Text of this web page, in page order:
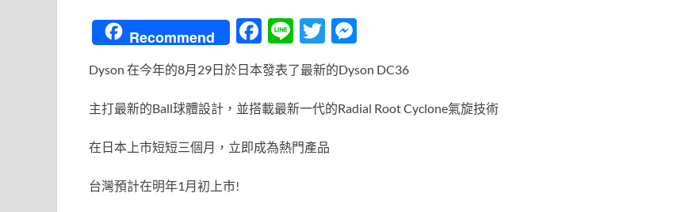
Recommend
F
ac
e
b
o
Li
n
e
T
w
itt
er
se
n
Dyson 在今年的8月29日於日本發表了最新的Dyson DC36
主打最新的Ball球體設計，並搭載最新一代的Radial Root Cyclone氣旋技術
在日本上市短短三個月，立即成為熱門產品
台灣預計在明年1月初上市!